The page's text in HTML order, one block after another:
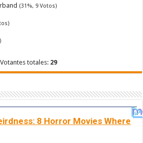
(31%, 9 Votos)
Votantes totales: 29
8 Horror Movies Where